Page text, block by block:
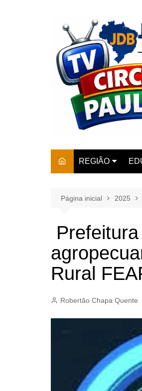
REGIÃO
Página inicial 2025
Rural
Robertão Chapa Quente